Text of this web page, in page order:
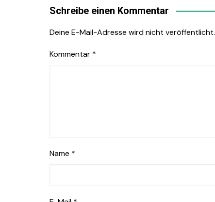
Schreibe einen Kommentar
Deine E-Mail-Adresse wird nicht veröffentlicht.
Kommentar *
Name *